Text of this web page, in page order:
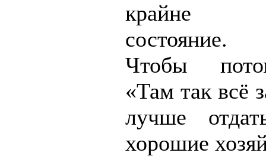
крайне
состояние.
Чтобы
«Там так всё
лучше
хорошие